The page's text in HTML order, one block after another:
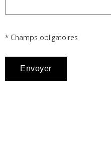
* Champs obligatoires